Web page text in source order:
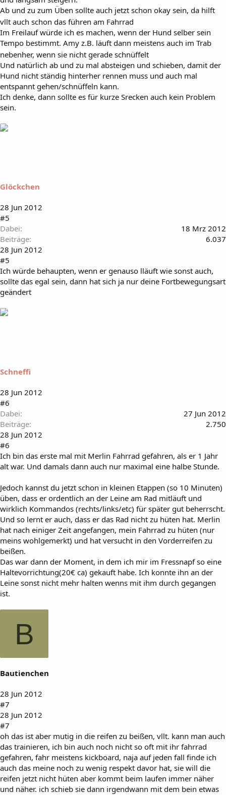
Ab und zu zum Üben sollte auch jetzt schon okay sein, da hilft
vllt auch schon das führen am Fahrrad
Im Freilauf würde ich es machen, wenn der Hund selber sein
Tempo bestimmt. Amy z.B. läuft dann meistens auch im Trab
nebenher, wenn sie nicht gerade schnüffelt
Und natürlich ab und zu mal absteigen und schieben, damit der
Hund nicht ständig hinterher rennen muss und auch mal
entspannt gehen/schnüffeln kann.
Ich denke, dann sollte es für kurze Srecken auch kein Problem
sein.
Glöckchen
28 Jun 2012
#5
Dabei
18 Mrz 2012
Beiträge
6.037
28 Jun 2012
#5
Ich würde behaupten, wenn er genauso lläuft wie sonst auch,
sollte das egal sein, dann hat sich ja nur deine Fortbewegungsart
geändert
Schneffi
28 Jun 2012
#6
Dabei
27 Jun 2012
Beiträge
2.750
28 Jun 2012
#6
Ich bin das erste mal mit Merlin Fahrrad gefahren, als er 1 Jahr
alt war. Und damals dann auch nur maximal eine halbe Stunde.
Jedoch kannst du jetzt schon in kleinen Etappen (so 10 Minuten)
üben, dass er ordentlich an der Leine am Rad mitläuft und
wirklich Kommandos (rechts/links/etc) für später gut beherrscht.
Und so lernt er auch, dass er das Rad nicht zu hüten hat. Merlin
hat nach einiger Zeit angefangen, mein Fahrrad zu hüten (nur
meins wohlgemerkt) und hat versucht in den Vorderreifen zu
beißen.
Das war dann der Moment, in dem ich mir im Fressnapf so eine
Haltevorrichtung(20€ ca) gekauft habe. Ich konnte ihn an der
Leine sonst nicht mehr halten wenns mit ihm durch gegangen
ist.
B
Bautienchen
28 Jun 2012
#7
28 Jun 2012
#7
oh das ist aber mutig in die reifen zu beißen, vllt. kann man auch
das trainieren, ich bin auch noch nicht so oft mit ihr fahrrad
gefahren, fahr meistens kickboard, naja auf jeden fall finde ich
auch das meine noch zu wenig respekt davor hat, sie will die
reifen jetzt nicht hüten aber kommt beim laufen immer näher
und näher. ich schieb sie dann irgendwann mit dem bein etwas